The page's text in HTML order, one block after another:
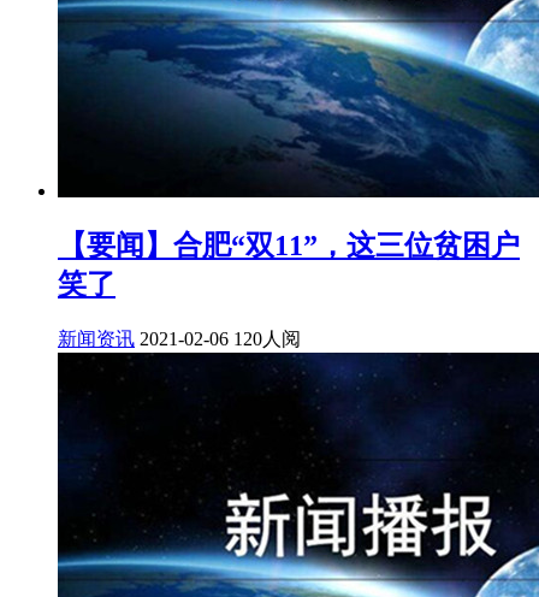
【要闻】合肥“双11”，这三位贫困户
笑了
新闻资讯 2021-02-06 120人阅